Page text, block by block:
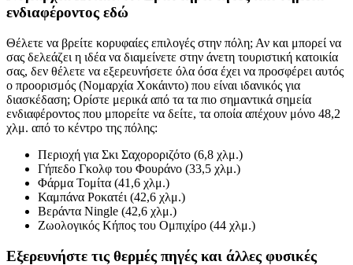
ενδιαφέροντος εδώ
Θέλετε να βρείτε κορυφαίες επιλογές στην πόλη; Αν και μπορεί να
σας δελεάζει η ιδέα να διαμείνετε στην άνετη τουριστική κατοικία
σας, δεν θέλετε να εξερευνήσετε όλα όσα έχει να προσφέρει αυτός
ο προορισμός (Νομαρχία Χοκάιντο) που είναι ιδανικός για
διασκέδαση; Ορίστε μερικά από τα τα πιο σημαντικά σημεία
ενδιαφέροντος που μπορείτε να δείτε, τα οποία απέχουν μόνο 48,2
χλμ. από το κέντρο της πόλης:
Περιοχή για Σκι Σαχοροριζότο (6,8 χλμ.)
Γήπεδο Γκολφ του Φουράνο (33,5 χλμ.)
Φάρμα Τομίτα (41,6 χλμ.)
Καμπάνα Ροκατέι (42,6 χλμ.)
Βεράντα Ningle (42,6 χλμ.)
Ζωολογικός Κήπος του Ομπιχίρο (44 χλμ.)
Εξερευνήστε τις θερμές πηγές και άλλες φυσικές